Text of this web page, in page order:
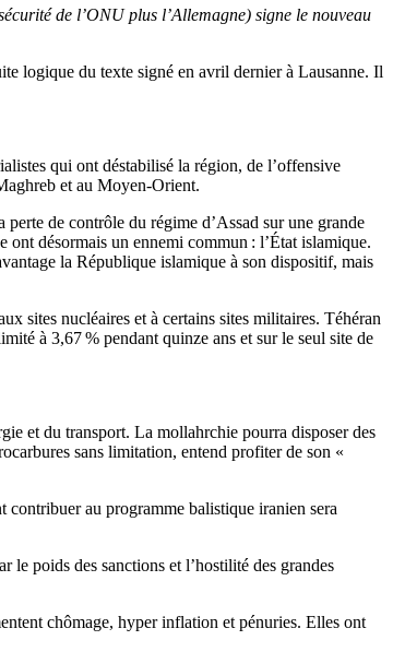
de l’ONU plus l’Allemagne) signe le nouveau
logique du texte signé en avril dernier à Lausanne. Il
qui ont déstabilisé la région, de l’offensive
et au Moyen-Orient.
de contrôle du régime d’Assad sur une grande
ont désormais un ennemi commun : l’État islamique.
la République islamique à son dispositif, mais
sites nucléaires et à certains sites militaires. Téhéran
à 3,67 % pendant quinze ans et sur le seul site de
et du transport. La mollahrchie pourra disposer des
sans limitation, entend profiter de son «
contribuer au programme balistique iranien sera
poids des sanctions et l’hostilité des grandes
chômage, hyper inflation et pénuries. Elles ont